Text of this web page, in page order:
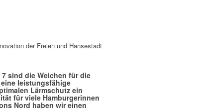
der Freien und Hansestadt
7 sind die Weichen für die
leistungsfähige
Lärmschutz ein
für viele Hamburgerinnen
Nord haben wir einen